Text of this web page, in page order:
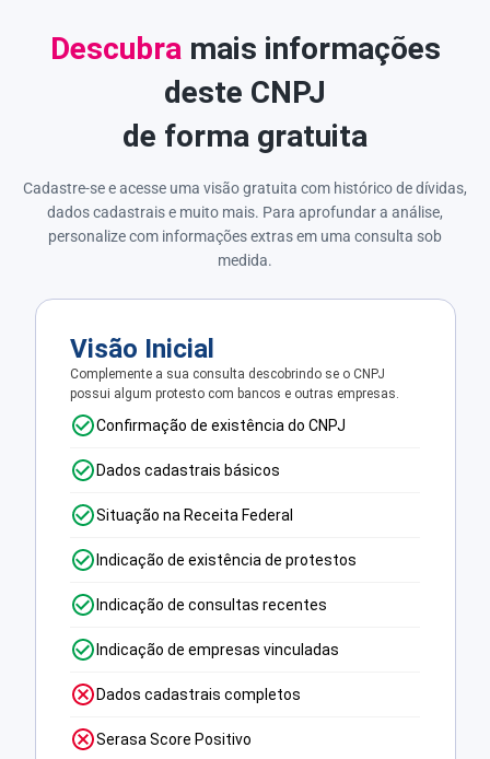
Descubra mais informações
deste CNPJ
de forma gratuita
Cadastre-se e acesse uma visão gratuita com histórico de dívidas,
dados cadastrais e muito mais. Para aprofundar a análise,
personalize com informações extras em uma consulta sob
medida.
Visão Inicial
Complemente a sua consulta descobrindo se o CNPJ
possui algum protesto com bancos e outras empresas.
Confirmação de existência do CNPJ
Dados cadastrais básicos
Situação na Receita Federal
Indicação de existência de protestos
Indicação de consultas recentes
Indicação de empresas vinculadas
Dados cadastrais completos
Serasa Score Positivo